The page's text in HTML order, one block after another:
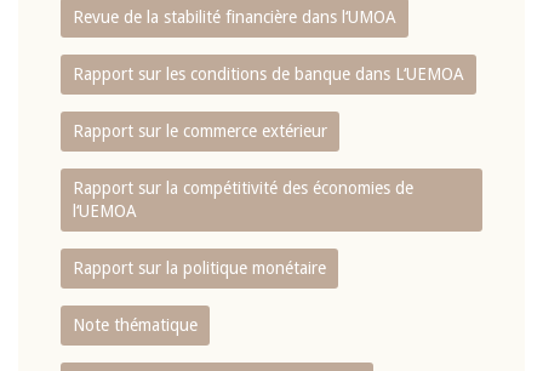
Revue de la stabilité financière dans l‘UMOA
Rapport sur les conditions de banque dans L‘UEMOA
Rapport sur le commerce extérieur
Rapport sur la compétitivité des économies de
l‘UEMOA
Rapport sur la politique monétaire
Note thématique